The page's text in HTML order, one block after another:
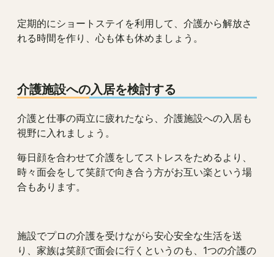
定期的にショートステイを利用して、介護から解放さ
れる時間を作り、心も体も休めましょう。
介護施設への入居を検討する
介護と仕事の両立に疲れたなら、介護施設への入居も
視野に入れましょう。
毎日顔を合わせて介護をしてストレスをためるより、
時々面会をして笑顔で向き合う方がお互い楽という場
合もあります。
施設でプロの介護を受けながら安心安全な生活を送
り、家族は笑顔で面会に行くというのも、1つの介護の